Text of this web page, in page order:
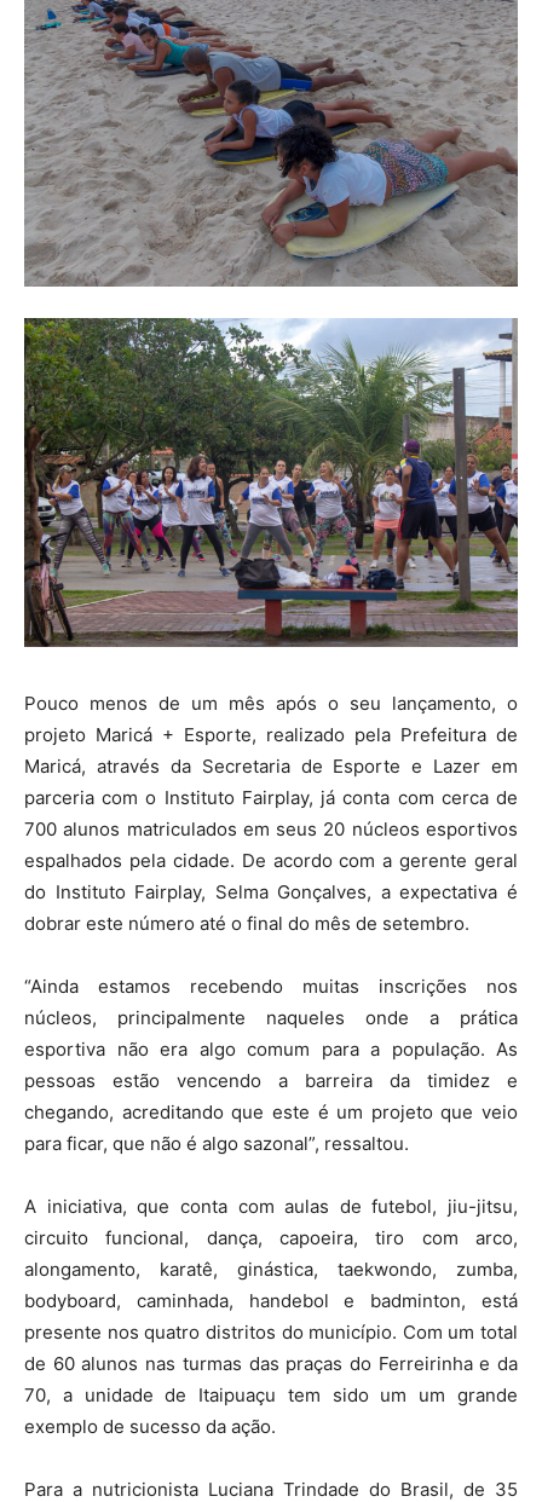
Pouco menos de um mês após o seu lançamento, o
projeto Maricá + Esporte, realizado pela Prefeitura de
Maricá, através da Secretaria de Esporte e Lazer em
parceria com o Instituto Fairplay, já conta com cerca de
700 alunos matriculados em seus 20 núcleos esportivos
espalhados pela cidade. De acordo com a gerente geral
do Instituto Fairplay, Selma Gonçalves, a expectativa é
dobrar este número até o final do mês de setembro.
“Ainda estamos recebendo muitas inscrições nos
núcleos, principalmente naqueles onde a prática
esportiva não era algo comum para a população. As
pessoas estão vencendo a barreira da timidez e
chegando, acreditando que este é um projeto que veio
para ficar, que não é algo sazonal”, ressaltou.
A iniciativa, que conta com aulas de futebol, jiu-jitsu,
circuito funcional, dança, capoeira, tiro com arco,
alongamento, karatê, ginástica, taekwondo, zumba,
bodyboard, caminhada, handebol e badminton, está
presente nos quatro distritos do município. Com um total
de 60 alunos nas turmas das praças do Ferreirinha e da
70, a unidade de Itaipuaçu tem sido um um grande
exemplo de sucesso da ação.
Para a nutricionista Luciana Trindade do Brasil, de 35